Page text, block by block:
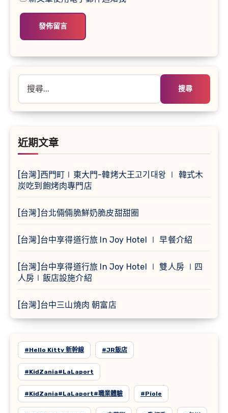
字:
近期文章
[台灣]西門町∣東大門-韓烤大王고기대왕 ∣ 韓式木
炭吃到飽烤肉專門店
[台灣]台北倆倆脆鮮奶脆皮甜甜圈
[台灣]台中享得道行旅 In Joy Hotel ∣ 早餐介紹
[台灣]台中享得道行旅 In Joy Hotel ∣ 雙人房 ∣四
人房∣飯店設施介紹
[台灣]台中三山燒肉 朝富店
#Hello Kitty 新幹線 #JR飯店
#KidZania#LaLaport
#KidZania#LaLaport#職業體驗 #Piole